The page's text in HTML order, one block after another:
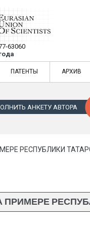
—
63060
статей в
ПАТЕНТЫ АРХИВ
АНКЕТУ АВТОРА
РЕСПУБЛИКИ